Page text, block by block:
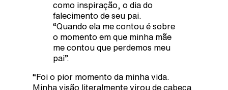
como inspiração, o dia do
falecimento de seu pai.
“Quando ela me contou é sobre
o momento em que minha mãe
me contou que perdemos meu
pai”.
“Foi o pior momento da minha vida.
Minha visão literalmente virou de cabeça